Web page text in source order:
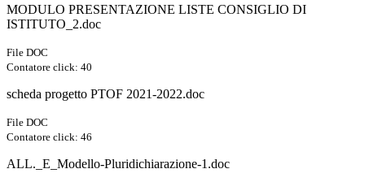
MODULO PRESENTAZIONE LISTE CONSIGLIO DI
ISTITUTO_2.doc
File DOC
Contatore click: 40
scheda progetto PTOF 2021-2022.doc
File DOC
Contatore click: 46
ALL._E_Modello-Pluridichiarazione-1.doc